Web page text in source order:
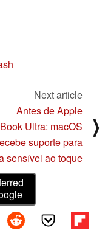
Next article
Antes de Apple
Ultra: macOS
suporte para
sensível ao toque
⟩